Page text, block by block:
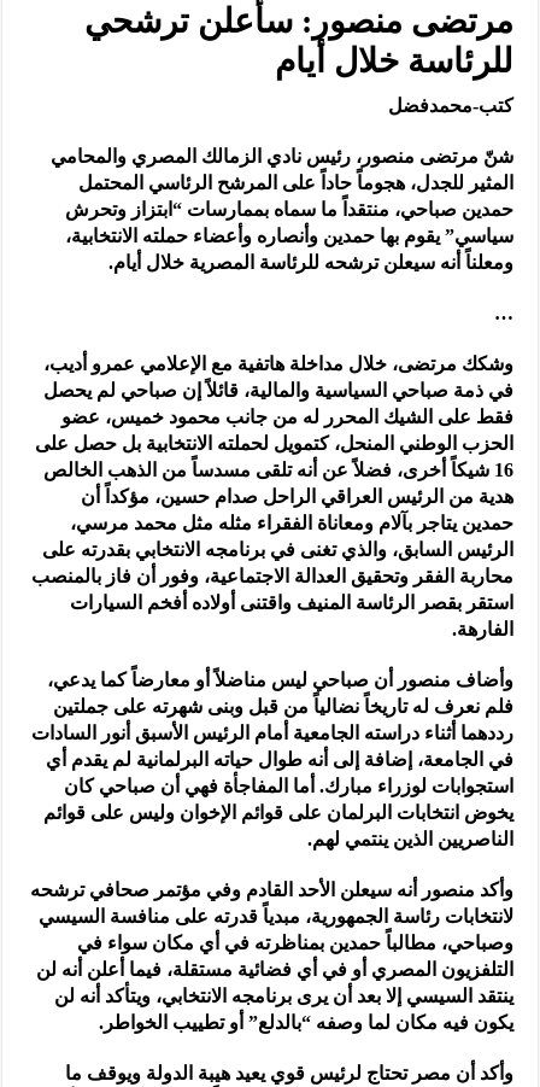
مرتضى منصور: سأعلن ترشحي
للرئاسة خلال أيام
كتب-محمدفضل
شنّ مرتضى منصور، رئيس نادي الزمالك المصري والمحامي
المثير للجدل، هجوماً حاداً على المرشح الرئاسي المحتمل
حمدين صباحي، منتقداً ما سماه بممارسات “ابتزاز وتحرش
سياسي” يقوم بها حمدين وأنصاره وأعضاء حملته الانتخابية،
ومعلناً أنه سيعلن ترشحه للرئاسة المصرية خلال أيام.
…
وشكك مرتضى، خلال مداخلة هاتفية مع الإعلامي عمرو أديب،
في ذمة صباحي السياسية والمالية، قائلاً إن صباحي لم يحصل
فقط على الشيك المحرر له من جانب محمود خميس، عضو
الحزب الوطني المنحل، كتمويل لحملته الانتخابية بل حصل على
16 شيكاً أخرى، فضلاً عن أنه تلقى مسدساً من الذهب الخالص
هدية من الرئيس العراقي الراحل صدام حسين، مؤكداً أن
حمدين يتاجر بآلام ومعاناة الفقراء مثله مثل محمد مرسي،
الرئيس السابق، والذي تغنى في برنامجه الانتخابي بقدرته على
محاربة الفقر وتحقيق العدالة الاجتماعية، وفور أن فاز بالمنصب
استقر بقصر الرئاسة المنيف واقتنى أولاده أفخم السيارات
الفارهة.
وأضاف منصور أن صباحي ليس مناضلاً أو معارضاً كما يدعي،
فلم نعرف له تاريخاً نضالياً من قبل وبنى شهرته على جملتين
رددهما أثناء دراسته الجامعية أمام الرئيس الأسبق أنور السادات
في الجامعة، إضافة إلى أنه طوال حياته البرلمانية لم يقدم أي
استجوابات لوزراء مبارك. أما المفاجأة فهي أن صباحي كان
يخوض انتخابات البرلمان على قوائم الإخوان وليس على قوائم
الناصريين الذين ينتمي لهم.
وأكد منصور أنه سيعلن الأحد القادم وفي مؤتمر صحافي ترشحه
لانتخابات رئاسة الجمهورية، مبدياً قدرته على منافسة السيسي
وصباحي، مطالباً حمدين بمناظرته في أي مكان سواء في
التلفزيون المصري أو في أي فضائية مستقلة، فيما أعلن أنه لن
ينتقد السيسي إلا بعد أن يرى برنامجه الانتخابي، ويتأكد أنه لن
يكون فيه مكان لما وصفه “بالدلع” أو تطييب الخواطر.
وأكد أن مصر تحتاج لرئيس قوي يعيد هيبة الدولة ويوقف ما